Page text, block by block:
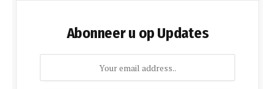
Abonneer u op Updates